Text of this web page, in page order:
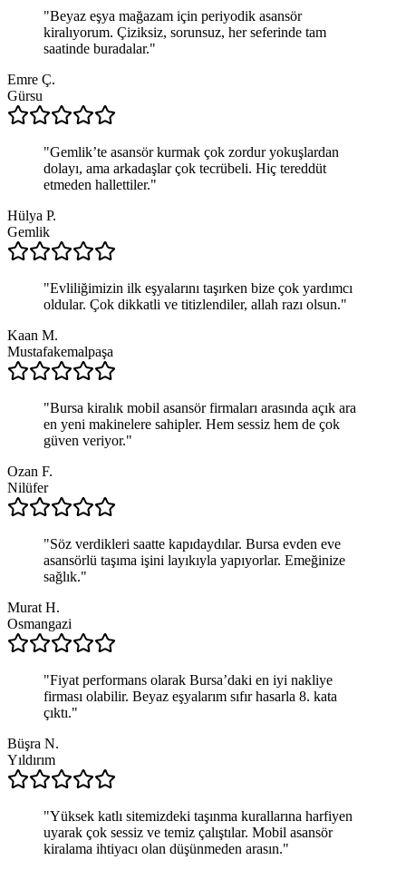
"Beyaz eşya mağazam için periyodik asansör
kiralıyorum. Çiziksiz, sorunsuz, her seferinde tam
saatinde buradalar."
Emre Ç.
Gürsu
"Gemlik’te asansör kurmak çok zordur yokuşlardan
dolayı, ama arkadaşlar çok tecrübeli. Hiç tereddüt
etmeden hallettiler."
Hülya P.
Gemlik
"Evliliğimizin ilk eşyalarını taşırken bize çok yardımcı
oldular. Çok dikkatli ve titizlendiler, allah razı olsun."
Kaan M.
Mustafakemalpaşa
"Bursa kiralık mobil asansör firmaları arasında açık ara
en yeni makinelere sahipler. Hem sessiz hem de çok
güven veriyor."
Ozan F.
Nilüfer
"Söz verdikleri saatte kapıdaydılar. Bursa evden eve
asansörlü taşıma işini layıkıyla yapıyorlar. Emeğinize
sağlık."
Murat H.
Osmangazi
"Fiyat performans olarak Bursa’daki en iyi nakliye
firması olabilir. Beyaz eşyalarım sıfır hasarla 8. kata
çıktı."
Büşra N.
Yıldırım
"Yüksek katlı sitemizdeki taşınma kurallarına harfiyen
uyarak çok sessiz ve temiz çalıştılar. Mobil asansör
kiralama ihtiyacı olan düşünmeden arasın."